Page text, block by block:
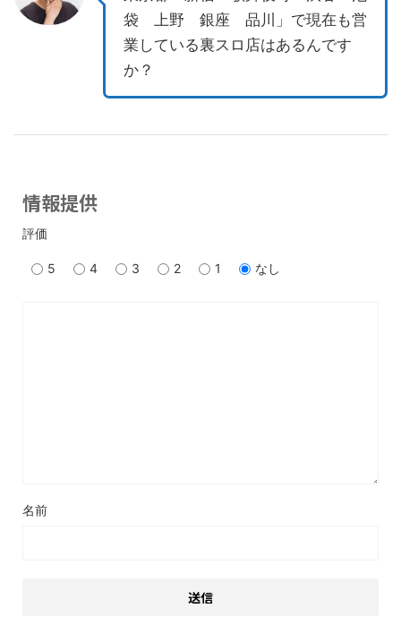
袋 上野 銀座 品川」で現在も営
業している裏スロ店はあるんです
か？
情報提供
評価
5 4 3 2 1 なし
名前